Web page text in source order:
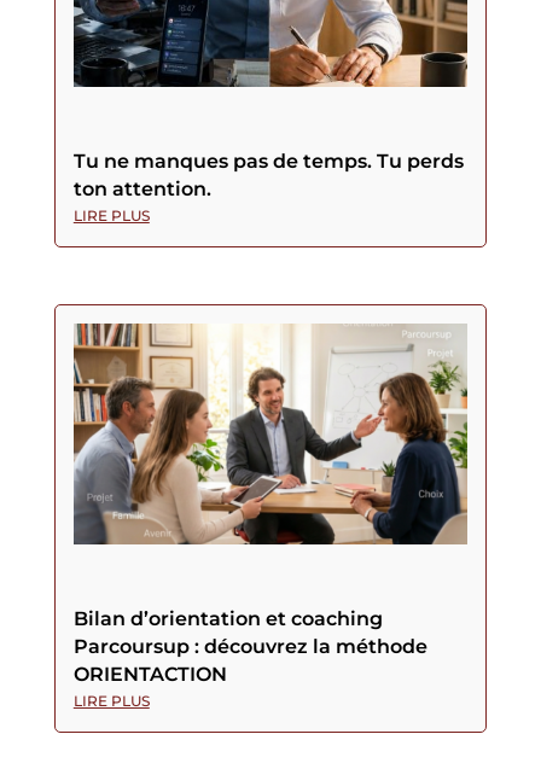
Tu ne manques pas de temps. Tu perds
ton attention.
LIRE PLUS
Bilan d’orientation et coaching
Parcoursup : découvrez la méthode
ORIENTACTION
LIRE PLUS